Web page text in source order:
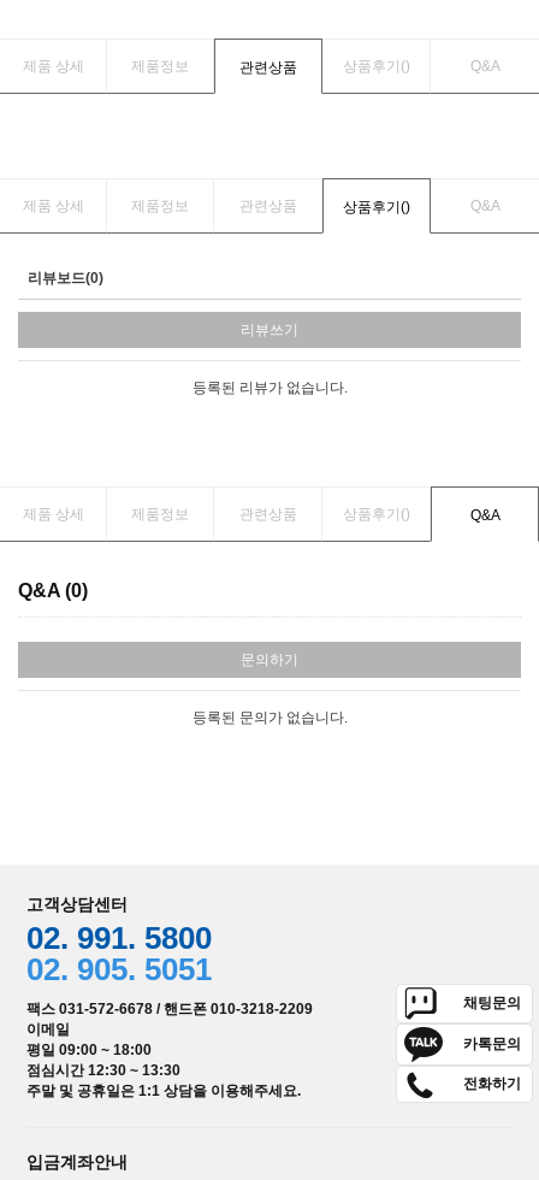
제품 상세 제품정보 관련상품 상품후기() Q&A
제품 상세 제품정보 관련상품 상품후기() Q&A
리뷰보드(0)
리뷰쓰기
등록된 리뷰가 없습니다.
제품 상세 제품정보 관련상품 상품후기() Q&A
Q&A (0)
문의하기
등록된 문의가 없습니다.
고객상담센터
02. 991. 5800
02. 905. 5051
팩스 031-572-6678 / 핸드폰 010-3218-2209
이메일
평일 09:00 ~ 18:00
점심시간 12:30 ~ 13:30
주말 및 공휴일은 1:1 상담을 이용해주세요.
채팅문의
카톡문의
전화하기
입금계좌안내